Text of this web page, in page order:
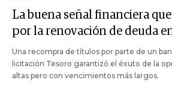
La buena señal financiera
por la renovación de deuda
Una recompra de títulos por parte de un
licitación Tesoro garantizó el éxuto de la
altas pero con vencimientos más largos.